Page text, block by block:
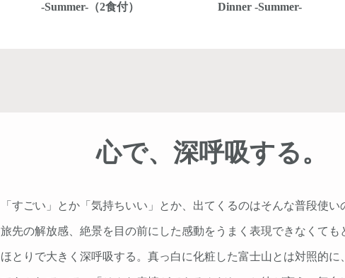
-Summer-（2食付）
Dinner -Summer-
心で、深呼吸する。
「すごい」とか「気持ちいい」とか、出てくるのはそんな普段使い
旅先の解放感、絶景を目の前にした感動をうまく表現できなくても
ほとりで大きく深呼吸する。真っ白に化粧した富士山とは対照的に